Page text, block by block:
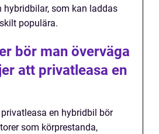
hybridbilar, som kan laddas
populära.
bör man överväga
att privatleasa en
en hybridbil bör
som körprestanda,